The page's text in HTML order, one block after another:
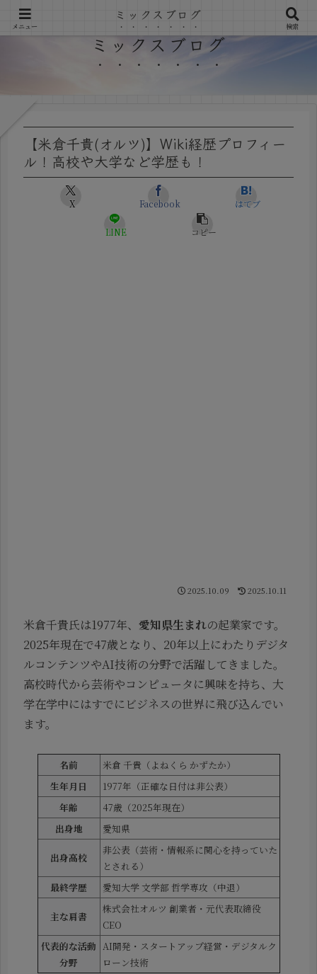
ミックスブログ
【米倉千貴(オルツ)】Wiki経歴プロフィー
ル！高校や大学など学歴も！
X Facebook はてブ
LINE コピー
2025.10.09 2025.10.11
米倉千貴氏は1977年、 愛知県生まれの起業家です。
2025年現在で47歳となり、20年以上にわたりデジタ
ルコンテンツやAI技術の分野で活躍してきました。
高校時代から芸術やコンピュータに興味を持ち、大
学在学中にはすでにビジネスの世界に飛び込んでい
ます。
名前
米倉 千貴（よねくら かずたか）
生年月日
1977年（正確な日付は非公表）
年齢
47歳（2025年現在）
出身地
愛知県
出身高校
非公表（芸術・情報系に関心を持っていた
とされる）
最終学歴
愛知大学 文学部 哲学専攻（中退）
主な肩書
株式会社オルツ 創業者・元代表取締役
CEO
代表的な活動
分野
AI開発・スタートアップ経営・デジタルク
ローン技術
メニュー
ミックスブログ
検索